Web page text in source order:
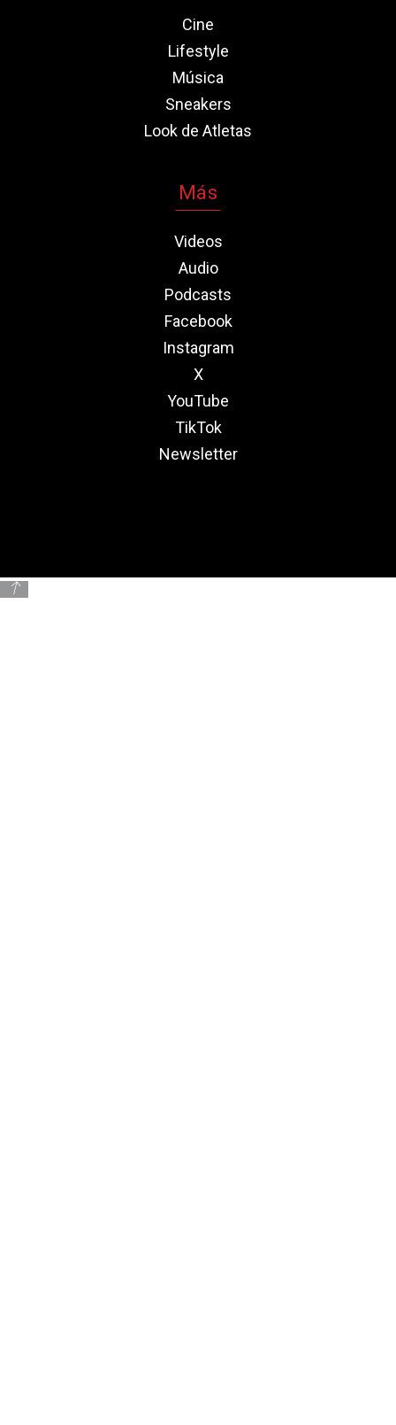
Cine
Lifestyle
Música
Sneakers
Look de Atletas
Más
Videos
Audio
Podcasts
Facebook
Instagram
X
YouTube
TikTok
Newsletter